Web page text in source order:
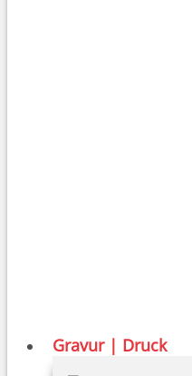
Gravur | Druck